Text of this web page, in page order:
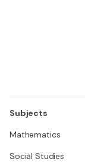
Subjects
Mathematics
Social Studies